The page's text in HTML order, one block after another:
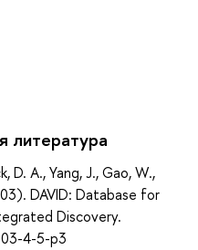
литература
D. A., Yang, J., Gao, W.,
DAVID: Database for
Discovery.
4-5-p3